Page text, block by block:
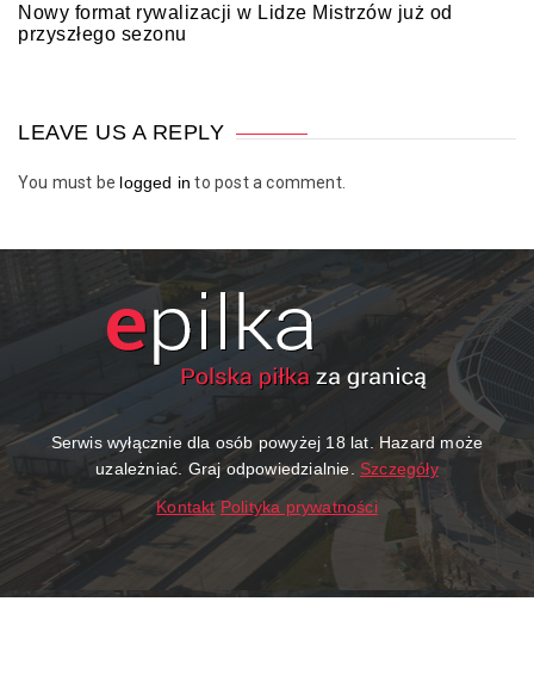
Nowy format rywalizacji w Lidze Mistrzów już od
przyszłego sezonu
LEAVE US A REPLY
You must be logged in to post a comment.
Serwis wyłącznie dla osób powyżej 18 lat. Hazard może
uzależniać. Graj odpowiedzialnie. Szczegóły
Kontakt Polityka prywatności